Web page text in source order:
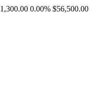
0.00% $56,500.00